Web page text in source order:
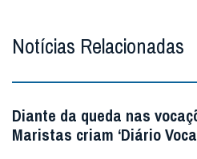
Notícias Relacionadas
Diante da queda nas
Maristas criam ‘Diário